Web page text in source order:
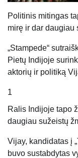
Politinis mitingas
mirę ir dar daugiau
„Stampede“
Pietų Indijoje
aktorių ir politiką
1
Ralis Indijoje tapo
daugiau sužeistų
Vijay, kandidatas į
buvo sustabdytas